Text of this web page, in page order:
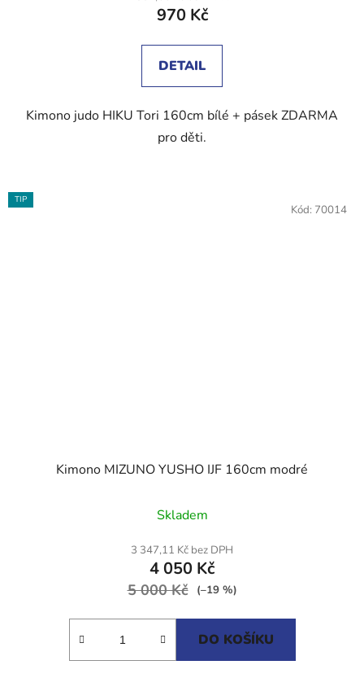
je
z
970 Kč
DETAIL
Kimono judo HIKU Tori 160cm bílé + pásek ZDARMA
pro děti.
TIP
Kimono MIZUNO YUSHO IJF 160cm modré
hodnocení
produktu
je
5,0
Skladem
3 347,11 Kč bez DPH
4 050 Kč
5 000 Kč (–19 %)
DO KOŠÍKU
Kód: 70014